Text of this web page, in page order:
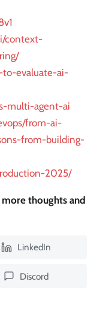
context-
to-evaluate-ai-
multi-agent-ai
from-ai-
from-building-
2025/
thoughts and
LinkedIn
Discord